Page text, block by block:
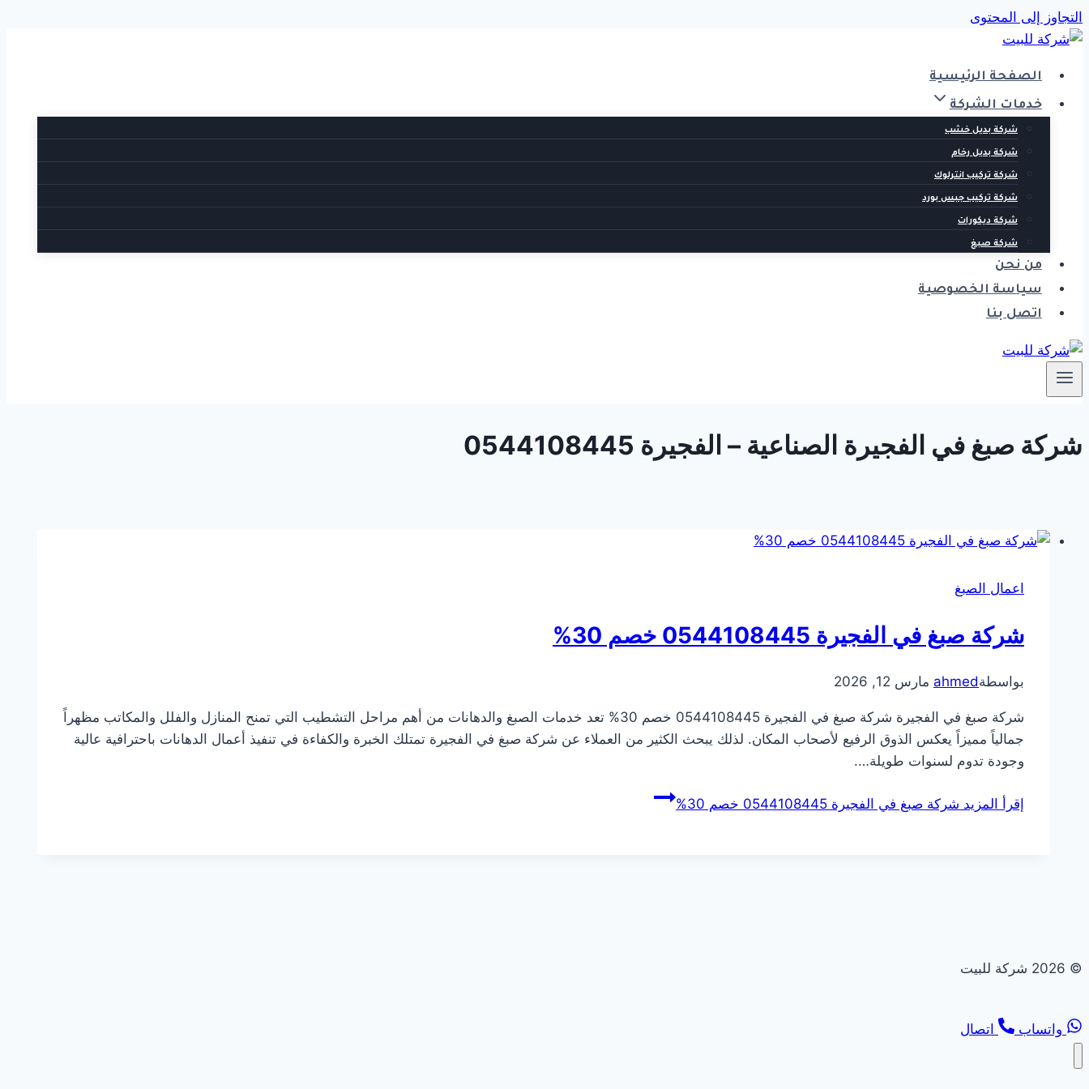
التجاوز إلى المحتوى
الصفحة الرئيسية
خدمات الشركة
شركة بديل خشب
شركة بديل رخام
شركة تركيب انترلوك
شركة تركيب جبس بورد
شركة ديكورات
شركة صبغ
من نحن
سياسة الخصوصية
اتصل بنا
شركة صبغ في الفجيرة الصناعية – الفجيرة 0544108445
اعمال الصبغ
شركة صبغ في الفجيرة 0544108445 خصم 30%
بواسطةahmed مارس 12, 2026
شركة صبغ في الفجيرة شركة صبغ في الفجيرة 0544108445 خصم 30% تعد خدمات الصبغ والدهانات من أهم مراحل التشطيب التي تمنح المنازل والفلل والمكاتب مظهراً
جمالياً مميزاً يعكس الذوق الرفيع لأصحاب المكان. لذلك يبحث الكثير من العملاء عن شركة صبغ في الفجيرة تمتلك الخبرة والكفاءة في تنفيذ أعمال الدهانات باحترافية عالية
وجودة تدوم لسنوات طويلة….
إقرأ المزيد شركة صبغ في الفجيرة 0544108445 خصم 30%
© 2026 شركة للبيت
واتساب اتصال